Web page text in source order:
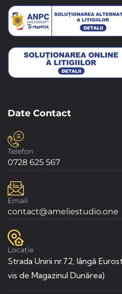
Date Contact
Telefon
0728 625 567
Email
contact@ameliestudio.one
Locație
Strada Unirii nr.72, lângă
vis de Magazinul Dunărea)